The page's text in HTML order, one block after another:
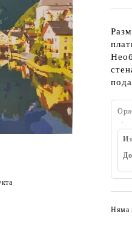
Няма